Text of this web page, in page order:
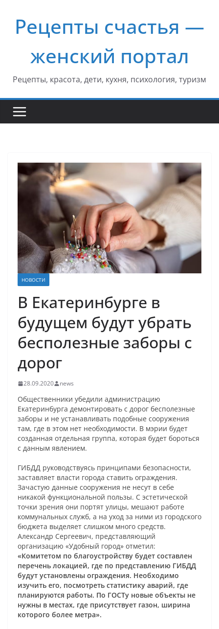
содержимому
Рецепты счастья —
женский портал
Рецепты, красота, дети, кухня, психология, туризм
НОВОСТИ
В Екатеринбурге в
будущем будут убрать
бесполезные заборы с
дорог
28.09.2020 news
Общественники убедили администрацию
Екатеринбурга демонтировать с дорог бесполезные
заборы и не устанавливать подобные сооружения
там, где в этом нет необходимости. В мэрии будет
созданная отдельная группа, которая будет бороться
с данным явлением.
ГИБДД руководствуясь принципами безопасности,
заставляет власти города ставить ограждения.
Зачастую данные сооружения не несут в себе
никакой функциональной пользы. С эстетической
точки зрения они портят улицы, мешают работе
коммунальных служб, а на уход за ними из городского
бюджета выделяет слишком много средств.
Александр Сергеевич, представляющий
организацию «Удобный город» отметил:
«Комитетом по благоустройству будет составлен
перечень локацией, где по представлению ГИБДД
будут установлены ограждения. Необходимо
изучить его, посмотреть статистику аварий, где
планируются работы. По ГОСТу новые объекты не
нужны в местах, где присутствует газон, ширина
которого более метра».